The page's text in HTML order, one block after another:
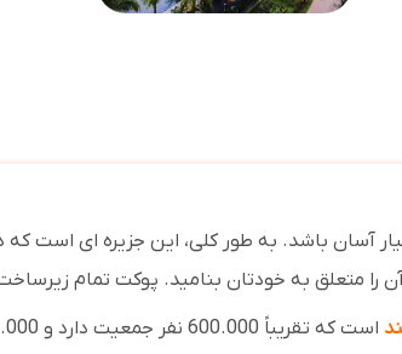
آسان باشد. به طور کلی، این جزیره ای است
را متعلق به خودتان بنامید. پوکت تمام زیرساخت